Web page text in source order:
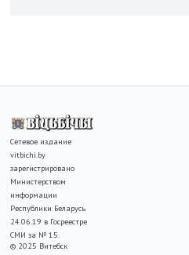
Сетевое издание
vitbichi.by
зарегистрировано
Министерством
информации
Республики Беларусь
24.06.19 в Госреестре
СМИ за № 15.
© 2025 Витебск